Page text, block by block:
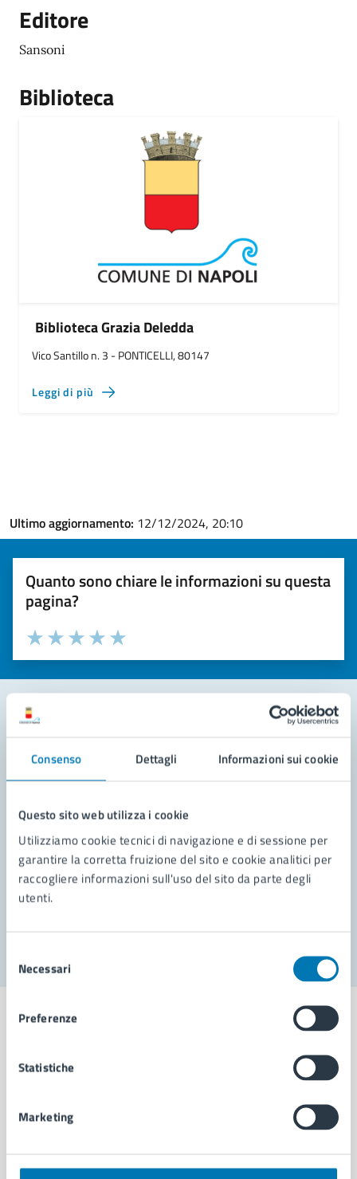
Consenso Dettagli Informazioni sui cookie
Questo sito web utilizza i cookie
Utilizziamo cookie tecnici di navigazione e di sessione per
garantire la corretta fruizione del sito e cookie analitici per
raccogliere informazioni sull'uso del sito da parte degli
utenti.
delNecessari
Preferenze
Statistiche
Marketing
Editore
Sansoni
Biblioteca
Biblioteca Grazia Deledda
Vico Santillo n. 3 - PONTICELLI, 80147
Leggi di più
Ultimo aggiornamento: 12/12/2024, 20:10
Quanto sono chiare le informazioni su questa
pagina?
Valuta la chiarezza delle informazioni (da 1 a 5 stelle)
Seleziona il numero di stelle per valutare la chiarezza delle
Valuta 5 stelle su 5
Valuta 4 stelle su 5
Valuta 3 stelle su 5
Valuta 2 stelle su 5
Valuta 1 stelle su 5
Leggi le domande frequenti
Richiedi assistenza
Prenota appuntamento
Problemi in città
Comune di Napoli
AMMINISTRAZIONE
Organi di governo